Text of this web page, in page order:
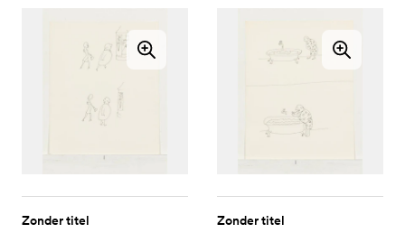
Zonder titel
Zonder titel